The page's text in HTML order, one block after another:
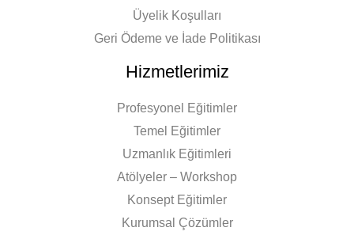
Üyelik Koşulları
Geri Ödeme ve İade Politikası
Hizmetlerimiz
Profesyonel Eğitimler
Temel Eğitimler
Uzmanlık Eğitimleri
Atölyeler – Workshop
Konsept Eğitimler
Kurumsal Çözümler